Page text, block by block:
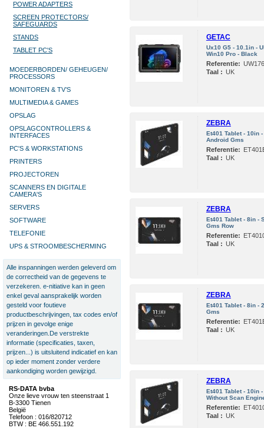
POWER ADAPTERS
SCREEN PROTECTORS/
SAFEGUARDS
STANDS
TABLET PC'S
MOEDERBORDEN/ GEHEUGEN/
PROCESSORS
MONITOREN & TV’S
MULTIMEDIA & GAMES
OPSLAG
OPSLAGCONTROLLERS &
INTERFACES
PC'S & WORKSTATIONS
PRINTERS
PROJECTOREN
SCANNERS EN DIGITALE
CAMERA'S
SERVERS
SOFTWARE
TELEFONIE
UPS & STROOMBESCHERMING
Alle inspanningen werden geleverd om
de correctheid van de gegevens te
verzekeren. e-nitiative kan in geen
enkel geval aansprakelijk worden
gesteld voor foutieve
productbeschrijvingen, tax codes en/of
prijzen in gevolge enige
veranderingen.De verstrekte
informatie (specificaties, taxen,
prijzen...) is uitsluitend indicatief en kan
op ieder moment zonder verdere
aankondiging worden gewijzigd.
RS-DATA bvba
Onze lieve vrouw ten steenstraat 1
B-3300 Tienen
België
Telefoon : 016/820712
BTW : BE 466.551.192
GETAC
Ux10 G5 - 10.1in -
Win10 Pro - Black
Referentie:
Taal : UK
ZEBRA
Et401 Tablet - 10in
Android Gms
Referentie:
Taal : UK
ZEBRA
Et401 Tablet - 8in -
Gms Row
Referentie:
Taal : UK
ZEBRA
Et401 Tablet - 8in -
Gms
Referentie:
Taal : UK
ZEBRA
Et401 Tablet - 10in
Without Scan
Referentie:
Taal : UK